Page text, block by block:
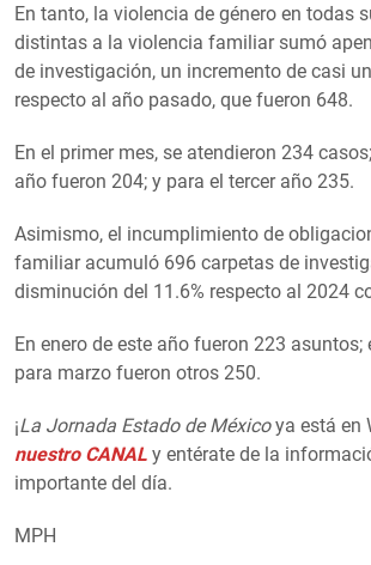
En tanto, la violencia de género en todas
distintas a la violencia familiar sumó
de investigación, un incremento de casi
respecto al año pasado, que fueron 648.
En el primer mes, se atendieron 234
año fueron 204; y para el tercer año 235.
Asimismo, el incumplimiento de
familiar acumuló 696 carpetas de
disminución del 11.6% respecto al 2024
En enero de este año fueron 223 asuntos;
para marzo fueron otros 250.
¡La Jornada Estado de Méxicoya está en
nuestro CANAL y entérate de la
importante del día.
MPH